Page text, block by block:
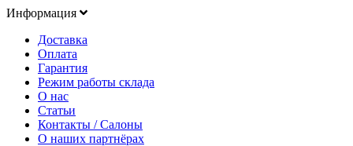
Информация
Доставка
Оплата
Гарантия
Режим работы склада
О нас
Статьи
Контакты / Салоны
О наших партнёрах